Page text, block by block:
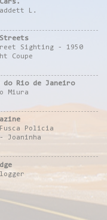
L.
Sighting - 1950
Coupe
do Rio de Janeiro
Miura
Fusca Policia
Joaninha